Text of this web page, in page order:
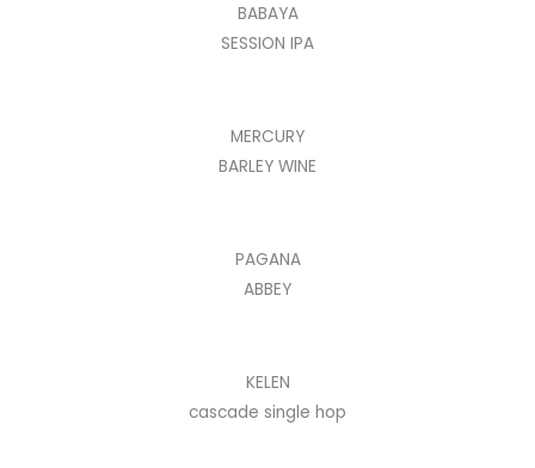
BABAYA
SESSION IPA
MERCURY
BARLEY WINE
PAGANA
ABBEY
KELEN
cascade single hop